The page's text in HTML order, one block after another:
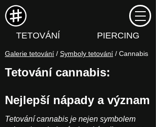
TETOVÁNÍ PIERCING
Galerie tetování / Symboly tetování / Cannabis
Tetování cannabis:
Nejlepší nápady a význam
Tetování cannabis je nejen symbolem